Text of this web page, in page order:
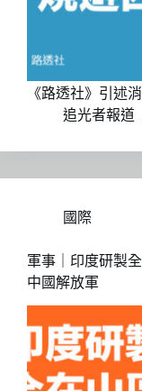
《路透社》引述
追光者報道
國際
軍事｜印度研製
中國解放軍